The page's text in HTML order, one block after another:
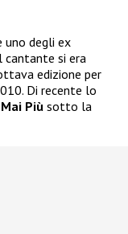
uno degli ex
cantante si era
edizione per
Di recente lo
Più sotto la